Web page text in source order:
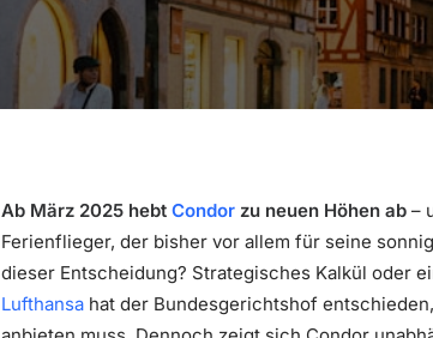
Ab März 2025 hebt Condor zu neuen Höhen ab –
Ferienflieger, der bisher vor allem für seine
dieser Entscheidung? Strategisches Kalkül oder
Lufthansa hat der Bundesgerichtshof